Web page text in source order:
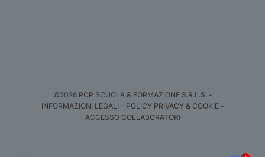
©2026 PCP SCUOLA & FORMAZIONE S.R.L.S.-
INFORMAZIONI LEGALI - POLICY PRIVACY & COOKIE-
ACCESSO COLLABORATORI